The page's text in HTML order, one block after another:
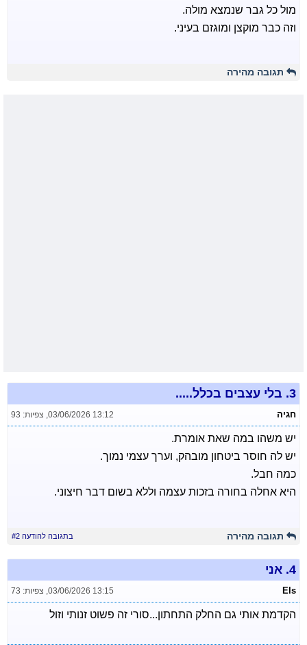
מול כל גבר שנמצא מולה.
וזה כבר מוקצן ומוגזם בעיני.
תגובה מהירה
3. בלי עצבים בכלל.....
חגיה 03/06/2026 13:12
, צפיות: 93
יש משהו במה שאת אומרת.
יש לה חוסר ביטחון מובהק, וערך עצמי נמוך.
כמה חבל.
היא אחלה בחורה בזכות עצמה וללא בשום דבר חיצוני.
תגובה מהירה בתגובה להודעה #2
4. אני
Els
03/06/2026 13:15
, צפיות: 73
הקדמת אותי גם החלק התחתון...סורי זה פשוט זנותי וזול